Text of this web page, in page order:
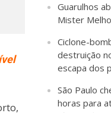
Guarulhos
Mister
Ciclone-
destruição
escapa dos
São Paulo
horas para